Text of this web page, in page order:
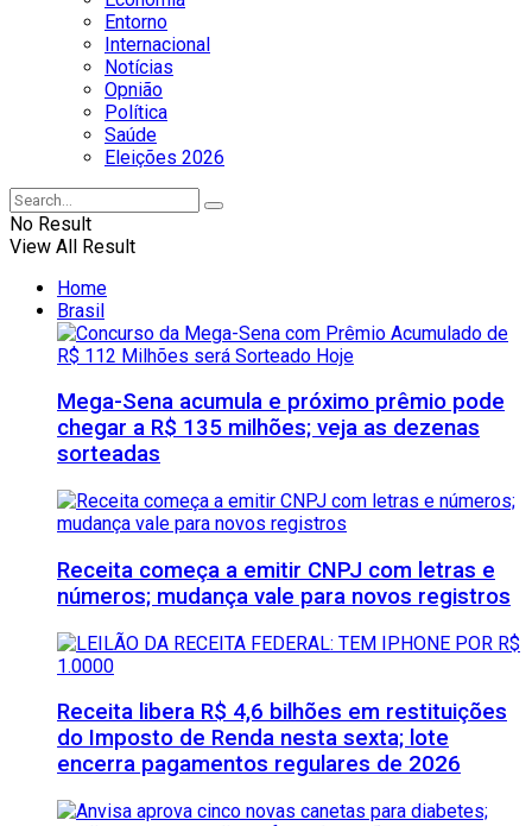
Entorno
Internacional
Notícias
Opnião
Política
Saúde
Eleições 2026
No Result
View All Result
Home
Brasil
Mega-Sena acumula e próximo prêmio pode
chegar a R$ 135 milhões; veja as dezenas
sorteadas
Receita começa a emitir CNPJ com letras e
números; mudança vale para novos registros
Receita libera R$ 4,6 bilhões em restituições
do Imposto de Renda nesta sexta; lote
encerra pagamentos regulares de 2026